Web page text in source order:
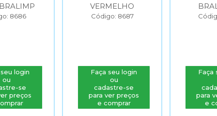
8686
login
ou
se
preços
VERMELHO
Código: 8687
Faça seu login
ou
cadastre-se
para ver preços
e comprar
Faça
para
e